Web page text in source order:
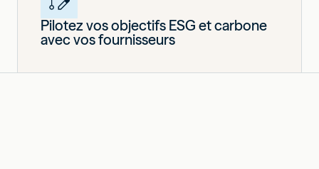
Pilotez vos objectifs ESG et carbone
avec vos fournisseurs